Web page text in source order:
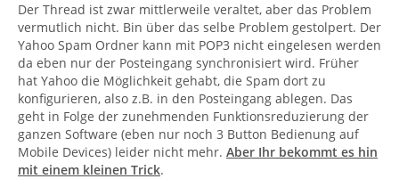
Der Thread ist zwar mittlerweile veraltet, aber das Problem
vermutlich nicht. Bin über das selbe Problem gestolpert. Der
Yahoo Spam Ordner kann mit POP3 nicht eingelesen werden
da eben nur der Posteingang synchronisiert wird. Früher
hat Yahoo die Möglichkeit gehabt, die Spam dort zu
konfigurieren, also z.B. in den Posteingang ablegen. Das
geht in Folge der zunehmenden Funktionsreduzierung der
ganzen Software (eben nur noch 3 Button Bedienung auf
Mobile Devices) leider nicht mehr. Aber Ihr bekommt es hin
mit einem kleinen Trick.